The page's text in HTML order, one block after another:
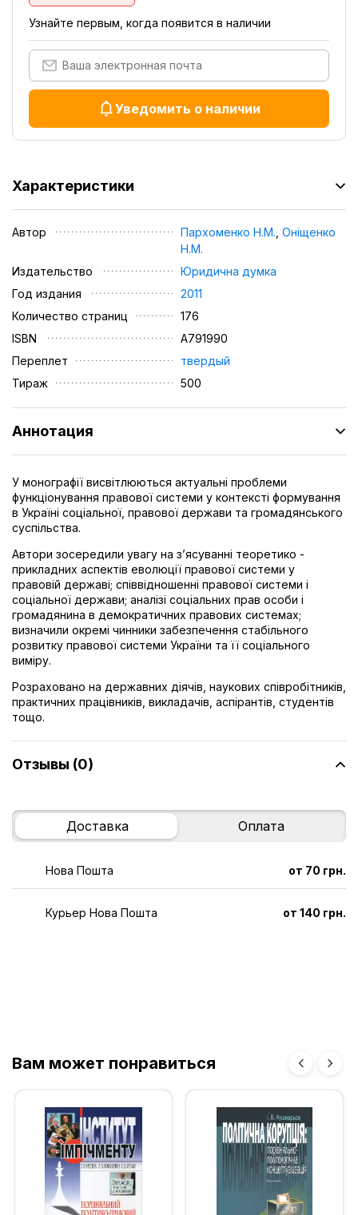
Узнайте первым, когда появится в наличии
Уведомить о наличии
Характеристики
Автор Пархоменко Н.М. Оніщенко
Н.М.
Издательство
Юридична думка
Год издания
2011
Количество страниц
176
ISBN
А791990
Переплет
твердый
Тираж
500
Аннотация
У монографії висвітлюються актуальні проблеми
функціонування правової системи у контексті формування
в Україні соціальної, правової держави та громадянського
суспільства.
Автори зосередили увагу на з’ясуванні теоретико -
прикладних аспектів еволюції правової системи у
правовій державі; співвідношенні правової системи і
соціальної держави; аналізі соціальних прав особи і
громадянина в демократичних правових системах;
визначили окремі чинники забезпечення стабільного
розвитку правової системи України та її соціального
виміру.
Розраховано на державних діячів, наукових співробітників,
практичних працівників, викладачів, аспірантів, студентів
тощо.
Отзывы (0)
Доставка Оплата
Нова Пошта от 70 грн.
Курьер Нова Пошта от 140 грн.
Вам может понравиться